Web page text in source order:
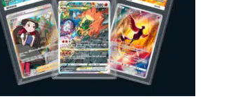
Mysteeri-tuote 0
Figuuri 0 Gift Box 0
Lautapeli 0